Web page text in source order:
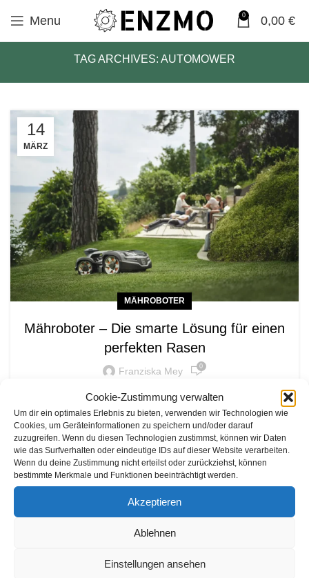
Cookie-Zustimmung verwalten
Um dir ein optimales Erlebnis zu bieten, verwenden wir Technologien wie
Cookies, um Geräteinformationen zu speichern und/oder darauf
zuzugreifen. Wenn du diesen Technologien zustimmst, können wir Daten
wie das Surfverhalten oder eindeutige IDs auf dieser Website verarbeiten.
Wenn du deine Zustimmung nicht erteilst oder zurückziehst, können
bestimmte Merkmale und Funktionen beeinträchtigt werden.
Akzeptieren
Ablehnen
Einstellungen ansehen
Menu 0 0,00 €
TAG ARCHIVES: AUTOMOWER
14
MÄRZ
MÄHROBOTER
Mähroboter – Die smarte Lösung für einen
perfekten Rasen
Franziska Mey 0
Ein gepflegter Rasen ist der Stolz eines jeden
Gartenbesitzers. Doch das ständige Rasenmähen
kann zeitaufwendig und anstrengend sein. H...
WEITERLESEN